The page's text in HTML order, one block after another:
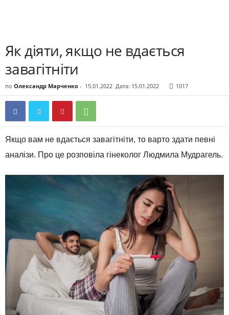
Як діяти, якщо не вдається
завагітніти
по Олександр Марченко - 15.01.2022 Дата: 15.01.2022 1017
Якщо вам не вдається завагітніти, то варто здати певні
аналізи. Про це розповіла гінеколог Людмила Мудрагель.